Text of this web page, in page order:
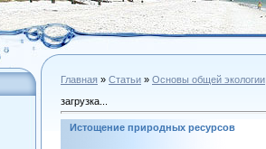
Главная » Статьи » Основы общей экологии
загрузка...
Истощение природных ресурсов